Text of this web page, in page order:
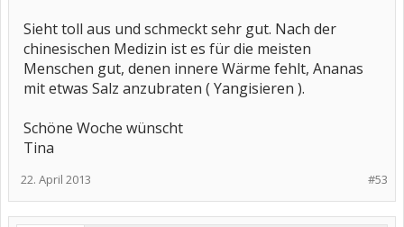
Sieht toll aus und schmeckt sehr gut. Nach der
chinesischen Medizin ist es für die meisten
Menschen gut, denen innere Wärme fehlt, Ananas
mit etwas Salz anzubraten ( Yangisieren ).
Schöne Woche wünscht
Tina
#53
22. April 2013